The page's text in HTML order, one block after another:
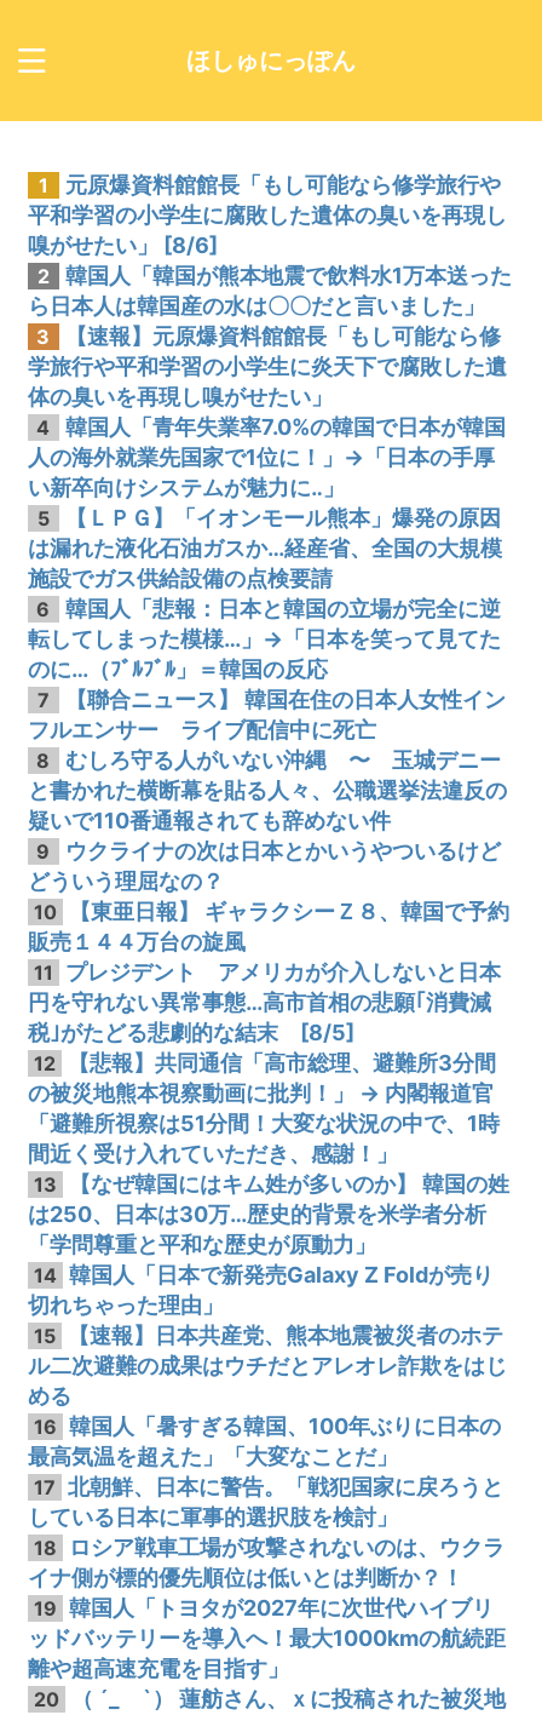
ほしゅにっぽん
1
元原爆資料館館長「もし可能なら修学旅行や
平和学習の小学生に腐敗した遺体の臭いを再現し
嗅がせたい」 [8/6]
2
韓国人「韓国が熊本地震で飲料水1万本送った
ら日本人は韓国産の水は〇〇だと言いました」
3
【速報】元原爆資料館館長「もし可能なら修
学旅行や平和学習の小学生に炎天下で腐敗した遺
体の臭いを再現し嗅がせたい」
4
韓国人「青年失業率7.0%の韓国で日本が韓国
人の海外就業先国家で1位に！」→「日本の手厚
い新卒向けシステムが魅力に‥」
5
【ＬＰＧ】「イオンモール熊本」爆発の原因
は漏れた液化石油ガスか…経産省、全国の大規模
施設でガス供給設備の点検要請
6
韓国人「悲報：日本と韓国の立場が完全に逆
転してしまった模様…」→「日本を笑って見てた
のに…（ﾌﾞﾙﾌﾞﾙ」＝韓国の反応
7
【聯合ニュース】 韓国在住の日本人女性イン
フルエンサー ライブ配信中に死亡
8
むしろ守る人がいない沖縄 〜 玉城デニー
と書かれた横断幕を貼る人々、公職選挙法違反の
疑いで110番通報されても辞めない件
9
ウクライナの次は日本とかいうやついるけど
どういう理屈なの？
10
【東亜日報】 ギャラクシーＺ８、韓国で予約
販売１４４万台の旋風
11
プレジデント アメリカが介入しないと日本
円を守れない異常事態…高市首相の悲願｢消費減
税｣がたどる悲劇的な結末 [8/5]
12
【悲報】共同通信「高市総理、避難所3分間
の被災地熊本視察動画に批判！」 → 内閣報道官
「避難所視察は51分間！大変な状況の中で、1時
間近く受け入れていただき、感謝！」
13
【なぜ韓国にはキム姓が多いのか】 韓国の姓
は250、日本は30万…歴史的背景を米学者分析
「学問尊重と平和な歴史が原動力」
14 韓国人「日本で新発売Galaxy Z Foldが売り
切れちゃった理由」
15
【速報】日本共産党、熊本地震被災者のホテ
ル二次避難の成果はウチだとアレオレ詐欺をはじ
める
16 韓国人「暑すぎる韓国、100年ぶりに日本の
最高気温を超えた」「大変なことだ」
17 北朝鮮、日本に警告。「戦犯国家に戻ろうと
している日本に軍事的選択肢を検討」
18
ロシア戦車工場が攻撃されないのは、ウクラ
イナ側が標的優先順位は低いとは判断か？！
19 韓国人「トヨタが2027年に次世代ハイブリ
ッドバッテリーを導入へ！最大1000kmの航続距
離や超高速充電を目指す」
20
（ ´_ゝ`） 蓮舫さん、ｘに投稿された被災地